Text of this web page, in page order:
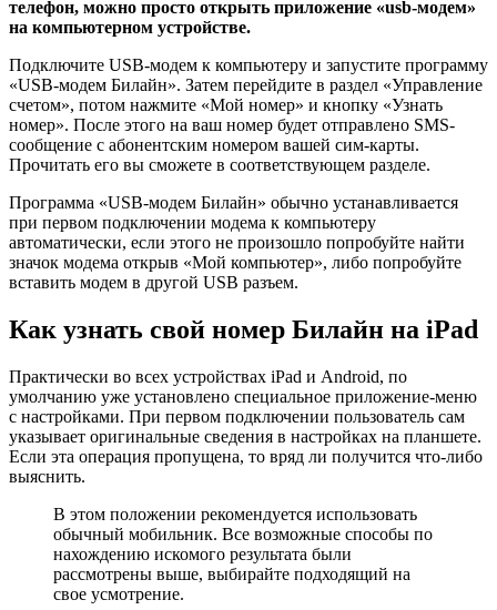
телефон, можно просто открыть приложение «usb-модем»
на компьютерном устройстве.
Подключите USB-модем к компьютеру и запустите программу
«USB-модем Билайн». Затем перейдите в раздел «Управление
счетом», потом нажмите «Мой номер» и кнопку «Узнать
номер». После этого на ваш номер будет отправлено SMS-
сообщение с абонентским номером вашей сим-карты.
Прочитать его вы сможете в соответствующем разделе.
Программа «USB-модем Билайн» обычно устанавливается
при первом подключении модема к компьютеру
автоматически, если этого не произошло попробуйте найти
значок модема открыв «Мой компьютер», либо попробуйте
вставить модем в другой USB разъем.
Как узнать свой номер Билайн на iPad
Практически во всех устройствах iPad и Android, по
умолчанию уже установлено специальное приложение-меню
с настройками. При первом подключении пользователь сам
указывает оригинальные сведения в настройках на планшете.
Если эта операция пропущена, то вряд ли получится что-либо
выяснить.
В этом положении рекомендуется использовать
обычный мобильник. Все возможные способы по
нахождению искомого результата были
рассмотрены выше, выбирайте подходящий на
свое усмотрение.